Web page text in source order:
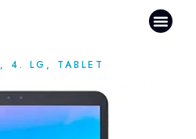
, 4. LG , TABLET